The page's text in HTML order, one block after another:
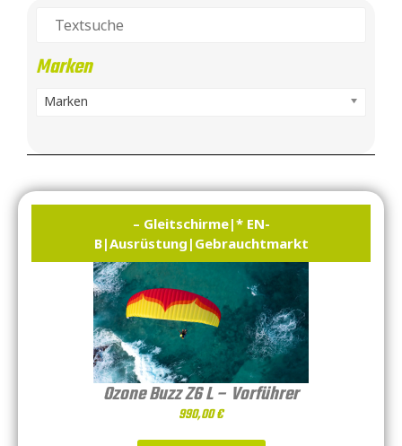
Marken
Marken
– Gleitschirme|* EN-
B|Ausrüstung | Gebrauchtmarkt
Ozone Buzz Z6 L – Vorführer
990,00€